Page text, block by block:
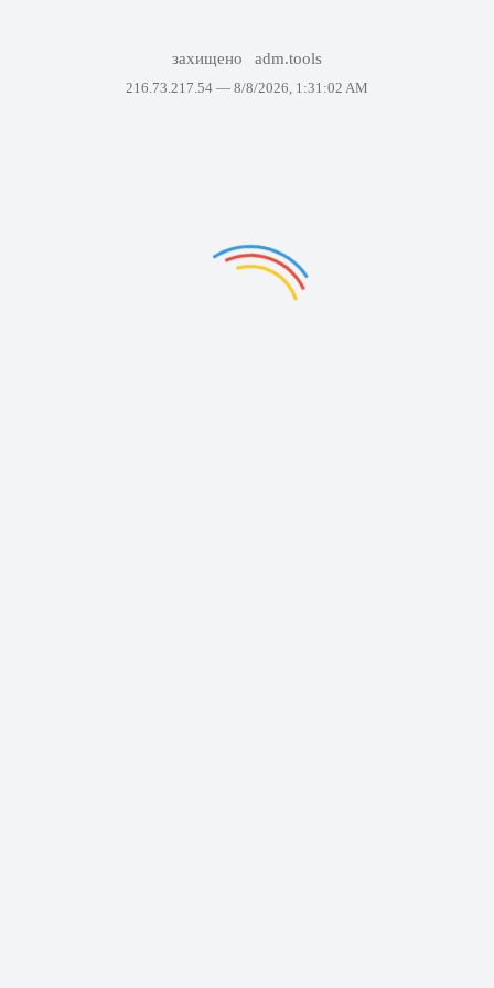
захищено adm.tools
216.73.217.54 — 8/8/2026, 1:31:02 AM